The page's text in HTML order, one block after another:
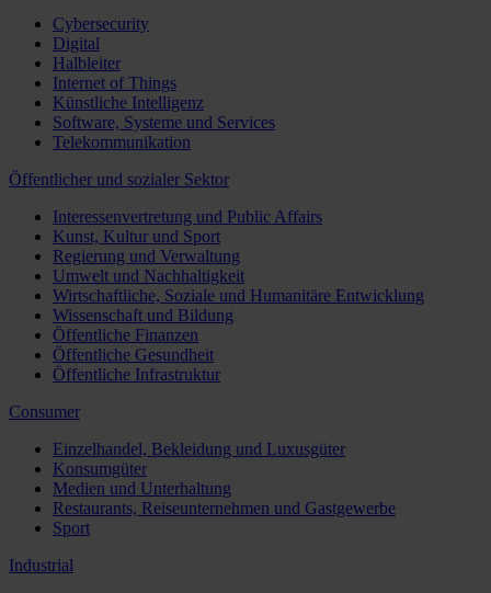
Cybersecurity
Digital
Halbleiter
Internet of Things
Künstliche Intelligenz
Software, Systeme und Services
Telekommunikation
Öffentlicher und sozialer Sektor
Interessenvertretung und Public Affairs
Kunst, Kultur und Sport
Regierung und Verwaltung
Umwelt und Nachhaltigkeit
Wirtschaftliche, Soziale und Humanitäre Entwicklung
Wissenschaft und Bildung
Öffentliche Finanzen
Öffentliche Gesundheit
Öffentliche Infrastruktur
Consumer
Einzelhandel, Bekleidung und Luxusgüter
Konsumgüter
Medien und Unterhaltung
Restaurants, Reiseunternehmen und Gastgewerbe
Sport
Industrial